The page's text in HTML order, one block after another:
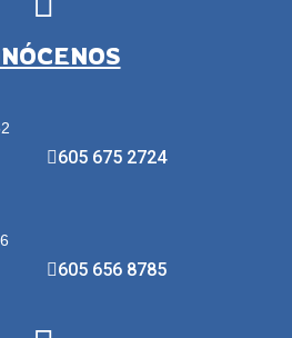
605 675 2724
605 656 8785